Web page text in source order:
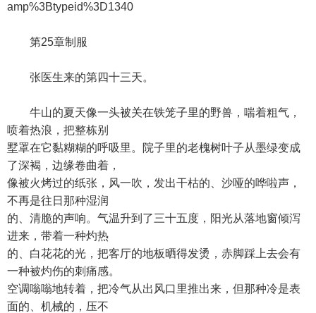
amp%3Btypeid%3D1340
第25章制服
张医生来的第四十三天。
牛山的夏天像一头被关在铁笼子里的野兽，喘着粗气，
喷着热浪，把整栋别
墅罩在它黏糊糊的呼吸里。院子里的老槐树叶子从墨绿变成
了深褐，边缘卷曲着，
像被火烤过的纸张，风一吹，发出干枯的、沙哑的哗啦声，
不再是往日那种湿润
的、清脆的声响。气温升到了三十五度，阳光从落地窗倾泻
进来，带着一种灼热
的、白花花的光，把客厅的地板晒得发烫，赤脚踩上去会有
一种被灼伤的刺痛感。
空调嗡嗡地转着，把冷气从出风口里推出来，但那种冷是表
面的、机械的，压不